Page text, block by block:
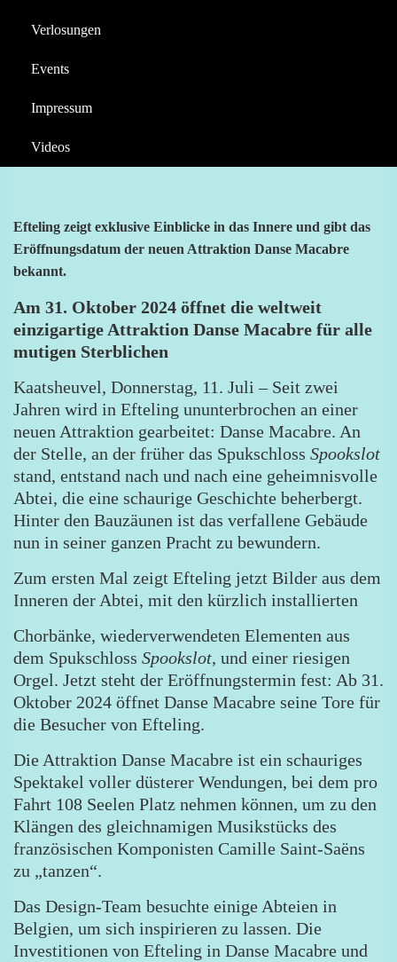
Verlosungen
Events
Impressum
Videos
neuen Attraktion Danse
Macabre
AIRTIME4YOU
Efteling zeigt exklusive Einblicke in das Innere und gibt das
Eröffnungsdatum der neuen Attraktion Danse Macabre
bekannt.
Am 31. Oktober 2024 öffnet die weltweit
einzigartige Attraktion Danse Macabre für alle
mutigen Sterblichen
Kaatsheuvel, Donnerstag, 11. Juli – Seit zwei
Jahren wird in Efteling ununterbrochen an einer
neuen Attraktion gearbeitet: Danse Macabre. An
der Stelle, an der früher das Spukschloss Spookslot
stand, entstand nach und nach eine geheimnisvolle
Abtei, die eine schaurige Geschichte beherbergt.
Hinter den Bauzäunen ist das verfallene Gebäude
nun in seiner ganzen Pracht zu bewundern.
Zum ersten Mal zeigt Efteling jetzt Bilder aus dem
Inneren der Abtei, mit den kürzlich installierten
Chorbänke, wiederverwendeten Elementen aus
dem Spukschloss Spookslot, und einer riesigen
Orgel. Jetzt steht der Eröffnungstermin fest: Ab 31.
Oktober 2024 öffnet Danse Macabre seine Tore für
die Besucher von Efteling.
Die Attraktion Danse Macabre ist ein schauriges
Spektakel voller düsterer Wendungen, bei dem pro
Fahrt 108 Seelen Platz nehmen können, um zu den
Klängen des gleichnamigen Musikstücks des
französischen Komponisten Camille Saint-Saëns
zu „tanzen“.
Das Design-Team besuchte einige Abteien in
Belgien, um sich inspirieren zu lassen. Die
Investitionen von Efteling in Danse Macabre und